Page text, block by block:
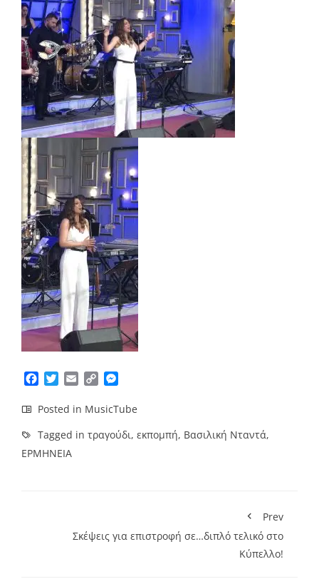
Facebook
TwitterEmailCopy
Posted in MusicTube
Tagged in τραγούδι, εκπομπή, Βασιλική Νταντά,
ΕΡΜΗΝΕΙΑ
Prev
Σκέψεις για επιστροφή σε…διπλό τελικό στο
Κύπελλο!